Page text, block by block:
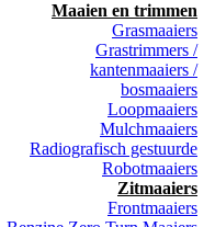
Maaien en trimmen
Grasmaaiers
Grastrimmers /
kantenmaaiers /
bosmaaiers
Loopmaaiers
Mulchmaaiers
Radiografisch gestuurde
Robotmaaiers
Zitmaaiers
Frontmaaiers